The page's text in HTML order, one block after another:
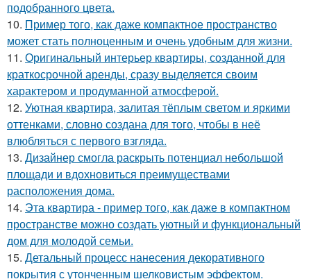
подобранного цвета.
10. Пример того, как даже компактное пространство
может стать полноценным и очень удобным для жизни.
11. Оригинальный интерьер квартиры, созданной для
краткосрочной аренды, сразу выделяется своим
характером и продуманной атмосферой.
12. Уютная квартира, залитая тёплым светом и яркими
оттенками, словно создана для того, чтобы в неё
влюбляться с первого взгляда.
13. Дизайнер смогла раскрыть потенциал небольшой
площади и вдохновиться преимуществами
расположения дома.
14. Эта квартира - пример того, как даже в компактном
пространстве можно создать уютный и функциональный
дом для молодой семьи.
15. Детальный процесс нанесения декоративного
покрытия с утонченным шелковистым эффектом.